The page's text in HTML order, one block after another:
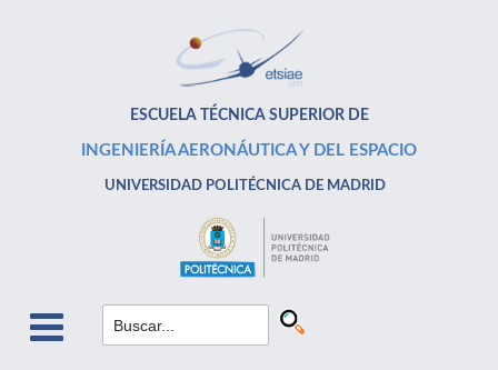
ESCUELA TÉCNICA SUPERIOR DE
INGENIERÍA AERONÁUTICA Y DEL ESPACIO
UNIVERSIDAD POLITÉCNICA DE MADRID